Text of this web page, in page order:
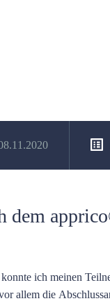
dem
ich meinen
allem die